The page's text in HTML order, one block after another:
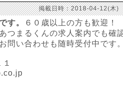
掲載日時：2018-04-12(
す。
６０歳以上の方も歓迎！
つまるくんの求人案内でも確
問い合わせも随時受付中です。